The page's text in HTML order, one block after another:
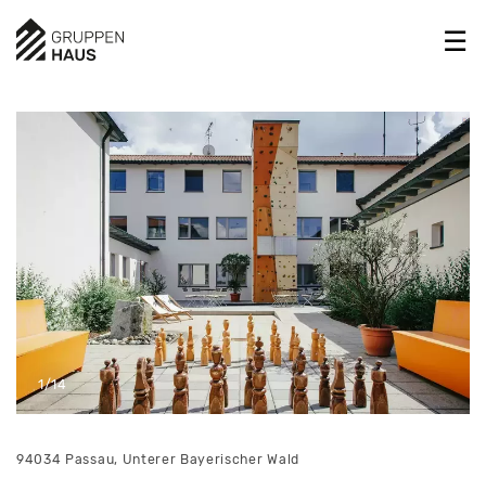
1/14
94034 Passau, Unterer Bayerischer Wald